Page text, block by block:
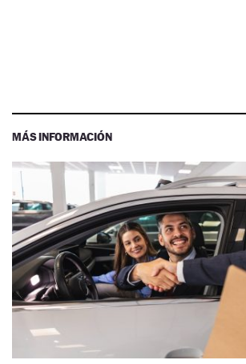
MÁS INFORMACIÓN